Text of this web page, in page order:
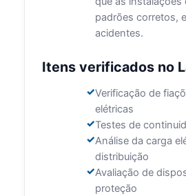
padrões corretos,
acidentes.
Itens verificados no
Verificação de
elétricas
Testes de
Análise da carga
distribuição
Avaliação de
proteção